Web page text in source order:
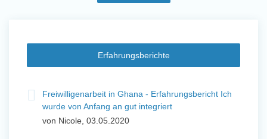
Erfahrungsberichte
Freiwilligenarbeit in Ghana - Erfahrungsbericht Ich
wurde von Anfang an gut integriert
von Nicole, 03.05.2020